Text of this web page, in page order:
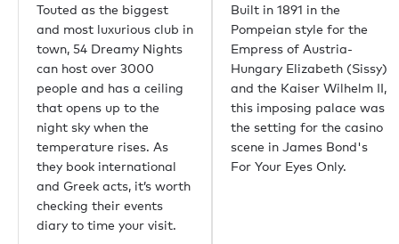
Touted as the biggest
and most luxurious club in
town, 54 Dreamy Nights
can host over 3000
people and has a ceiling
that opens up to the
night sky when the
temperature rises. As
they book international
and Greek acts, it’s worth
checking their events
diary to time your visit.
Built in 1891 in the
Pompeian style for the
Empress of Austria-
Hungary Elizabeth (Sissy)
and the Kaiser Wilhelm II,
this imposing palace was
the setting for the casino
scene in James Bond's
For Your Eyes Only.